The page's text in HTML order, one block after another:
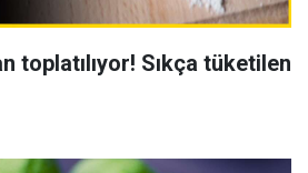
toplatılıyor! Sıkça tüketilen